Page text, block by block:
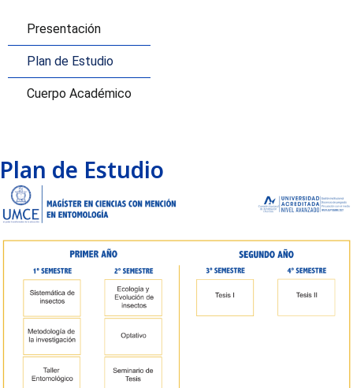
Presentación
Plan de Estudio
Cuerpo Académico
Plan de Estudio